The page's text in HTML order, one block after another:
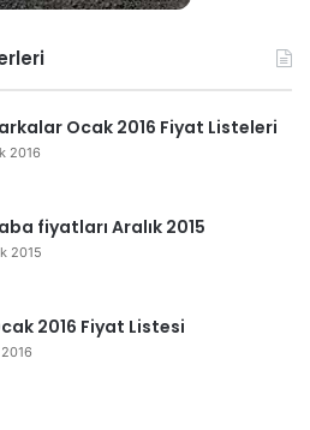
Ocak 2016 Fiyat Listeleri
2016
fiyatları Aralık 2015
2015
2016 Fiyat Listesi